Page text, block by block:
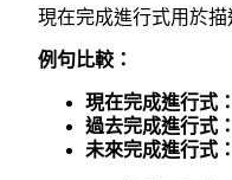
現在完成進行式用於
例句比較：
現在完成進行式：
過去完成進行式：
未來完成進行式：